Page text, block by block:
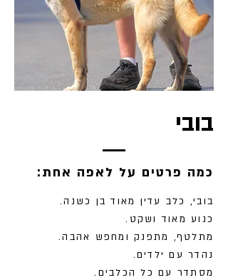
בובי
:כמה פרטים על לאפה אחת
בובי, כלב עדין מאוד בן כשנה.
כנוע מאוד ושקט.
מתלטף, מתפנק ומחפש אהבה.
נהדר עם ילדים.
מסתדר עם כל הכלבים.